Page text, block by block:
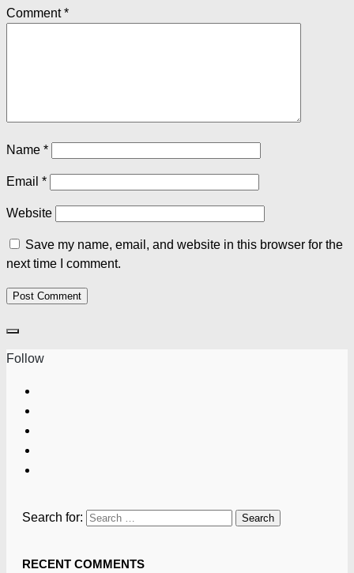
Comment*
Name *
Email *
Website
Save my name, email, and website in this browser for the
next time I comment.
Follow
Search for:
RECENT COMMENTS